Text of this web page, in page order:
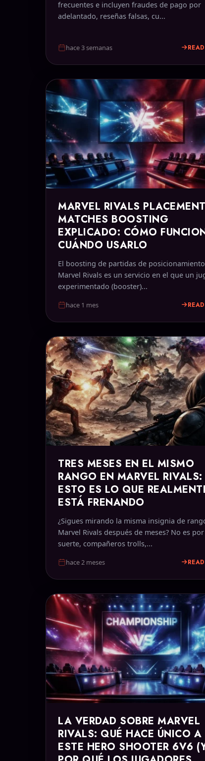
frecuentes e incluyen fraudes de pago por
adelantado, reseñas falsas, cu...
hace 3 semanas
MARVEL RIVALS PLACEMENT
MATCHES BOOSTING
EXPLICADO: CÓMO
CUÁNDO USARLO
El boosting de partidas de
Marvel Rivals es un servicio en el que un
experimentado (booster)...
hace 1 mes
TRES MESES EN EL MISMO
RANGO EN MARVEL RIVALS:
ESTO ES LO QUE
ESTÁ FRENANDO
¿Sigues mirando la misma insignia de
Marvel Rivals después de meses? No es
suerte, compañeros trolls,...
hace 2 meses
LA VERDAD SOBRE MARVEL
RIVALS: QUÉ HACE ÚNICO A
ESTE HERO SHOOTER 6V6